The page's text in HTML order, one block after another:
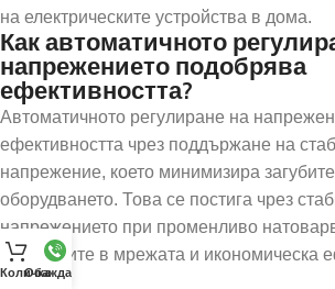
на електрическите устройства в дома.
Как автоматичното
напрежението подобрява
ефективността?
Автоматичното регулиране на
ефективността чрез поддържане на
напрежение, което минимизира
оборудването. Това се постига чрез
напрежението при променливо
на загубите в мрежата и икономическа
КоличкаОбаждане